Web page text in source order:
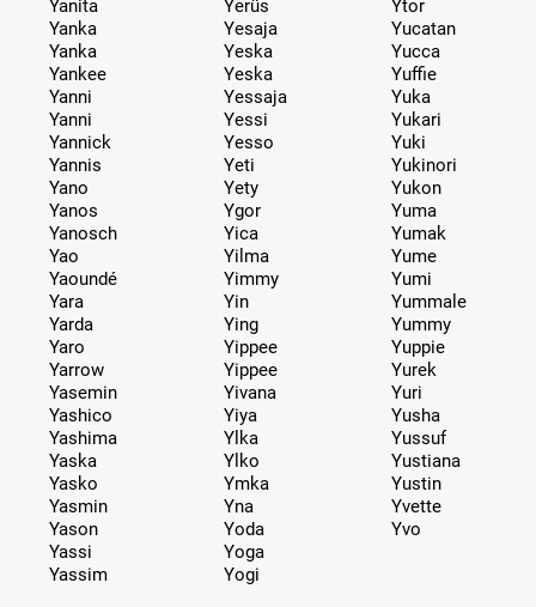
Yanita
Yanka
Yanka
Yankee
Yanni
Yanni
Yannick
Yannis
Yano
Yanos
Yanosch
Yao
Yaoundé
Yara
Yarda
Yaro
Yarrow
Yasemin
Yashico
Yashima
Yaska
Yasko
Yasmin
Yason
Yassi
Yassim
Yerüs
Yesaja
Yeska
Yeska
Yessaja
Yessi
Yesso
Yeti
Yety
Ygor
Yica
Yilma
Yimmy
Yin
Ying
Yippee
Yippee
Yivana
Yiya
Ylka
Ylko
Ymka
Yna
Yoda
Yoga
Yogi
Ytor
Yucatan
Yucca
Yuffie
Yuka
Yukari
Yuki
Yukinori
Yukon
Yuma
Yumak
Yume
Yumi
Yummale
Yummy
Yuppie
Yurek
Yuri
Yusha
Yussuf
Yustiana
Yustin
Yvette
Yvo